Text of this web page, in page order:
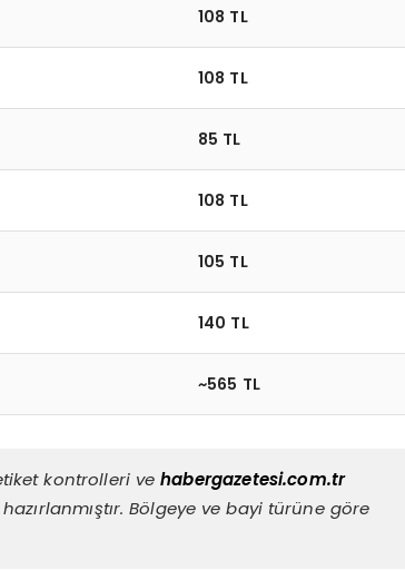
108 TL
108 TL
85 TL
108 TL
105 TL
140 TL
~565 TL
kontrolleri vehabergazetesi.com.tr
Bölgeye ve bayi türüne göre